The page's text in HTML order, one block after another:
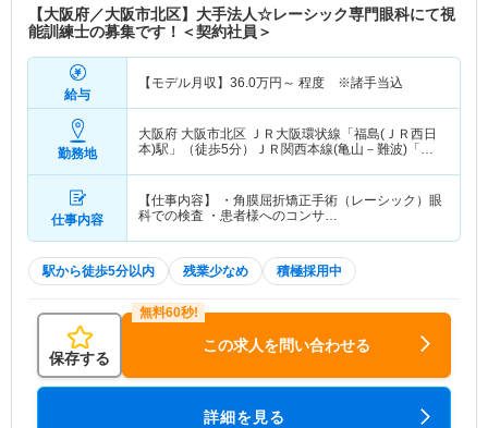
【大阪府／大阪市北区】大手法人☆レーシック専門眼科にて視
能訓練士の募集です！＜契約社員＞
給与
【モデル月収】 36.0万円～ 程度 ※諸手当込
勤務地
大阪府 大阪市北区 ＪＲ大阪環状線「福島(ＪＲ西日
本)駅」（徒歩5分）ＪＲ関西本線(亀山－難波)「福
仕事内容
【仕事内容】 ・角膜屈折矯正手術（レーシック）眼
科での検査 ・患者様へのコンサ…
駅から徒歩5分以内 残業少なめ 積極採用中
保存する
この求人を問い合わせる
詳細を見る